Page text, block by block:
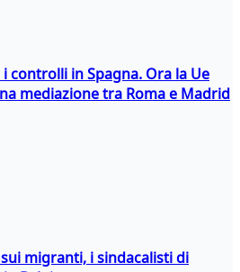
controlli in Spagna. Ora la Ue
mediazione tra Roma e Madrid
migranti, i sindacalisti di